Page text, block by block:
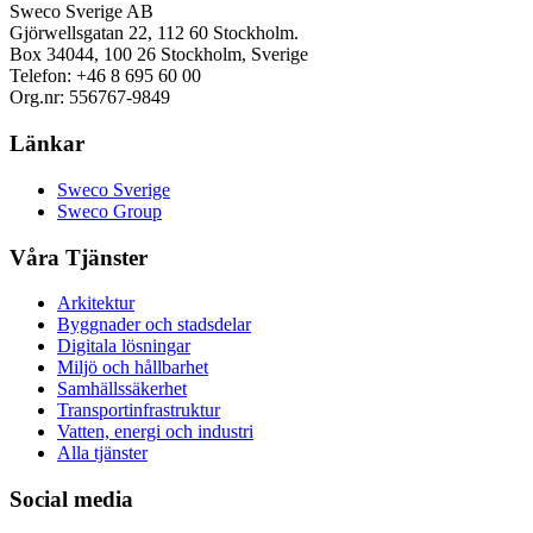
Sweco Sverige AB
Gjörwellsgatan 22, 112 60 Stockholm.
Box 34044, 100 26 Stockholm, Sverige
Telefon: +46 8 695 60 00
Org.nr: 556767-9849
Länkar
Sweco Sverige
Sweco Group
Våra Tjänster
Arkitektur
Byggnader och stadsdelar
Digitala lösningar
Miljö och hållbarhet
Samhällssäkerhet
Transportinfrastruktur
Vatten, energi och industri
Alla tjänster
Social media